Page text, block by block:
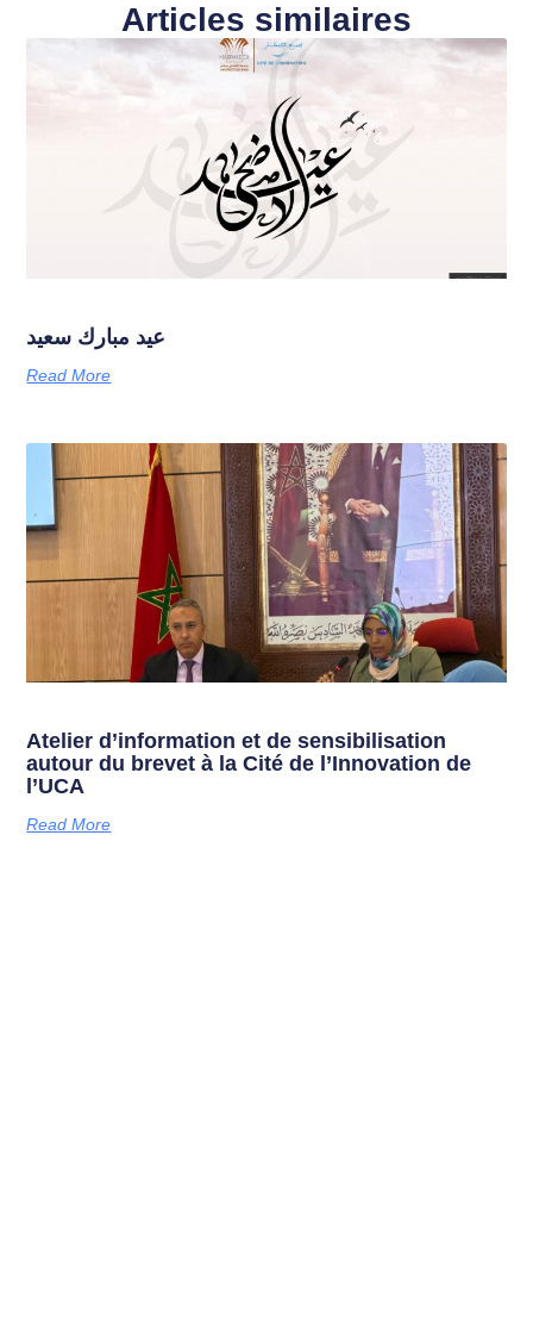
Articles similaires
عيد مبارك سعيد
Read More
Atelier d’information et de sensibilisation
autour du brevet à la Cité de l’Innovation de
l’UCA
Read More